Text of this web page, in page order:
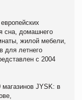
сна, домашнего
жилой мебели,
для летнего
с 2004
магазинов JYSK: в